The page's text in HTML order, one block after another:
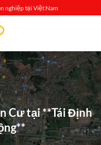
nghiệp tại Việt Nam
Cư tại **Tái Định